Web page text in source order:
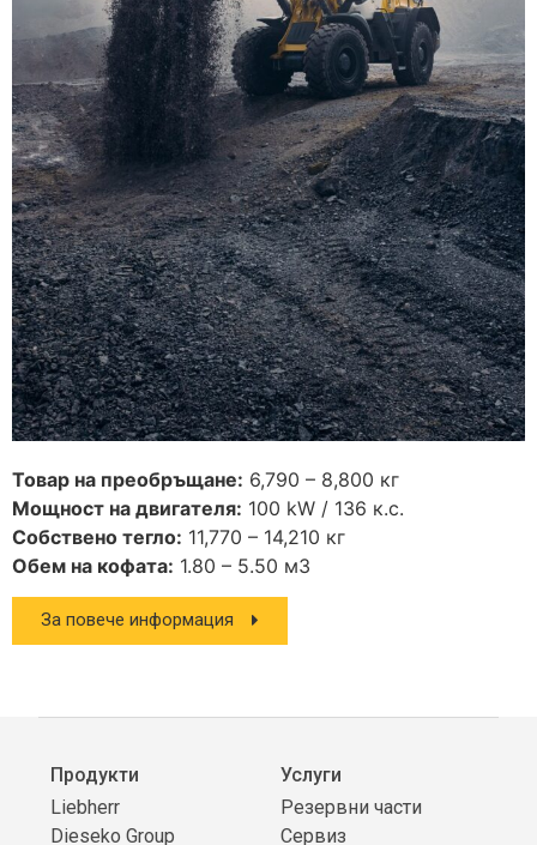
Товар на преобръщане: 6,790 – 8,800 кг
Мощност на двигателя: 100 kW / 136 к.с.
Собствено тегло: 11,770 – 14,210 кг
Обем на кофата: 1.80 – 5.50 м3
За повече информация
Продукти
Liebherr
Dieseko Group
Услуги
Резервни части
Сервиз